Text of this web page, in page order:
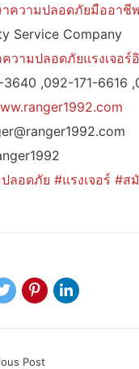
ความปลอดภัยมืออาชีพ
Service Company
วามปลอดภัยแรงเจอร์
3640 ,092-171-6616
ลอดภัย #แรงเจอร์ #ส
Post